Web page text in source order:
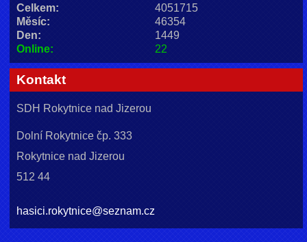
Online: 22
Celkem:
4051715
Měsíc:
46354
Den:
1449
Kontakt
SDH Rokytnice nad Jizerou
Dolní Rokytnice čp. 333
Rokytnice nad Jizerou
512 44
hasici.rokytnice@seznam.cz